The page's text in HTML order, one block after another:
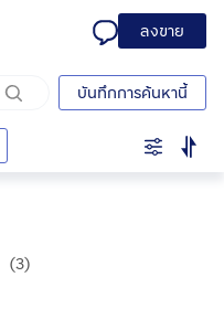
ลงขาย
บันทึกการค้นหานี้
(3)